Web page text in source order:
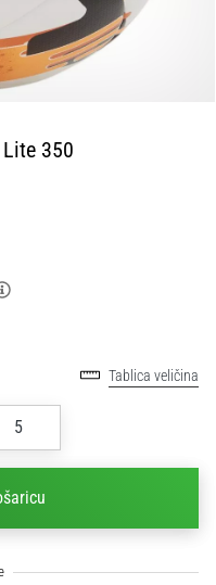
350
Tablica veličina
5